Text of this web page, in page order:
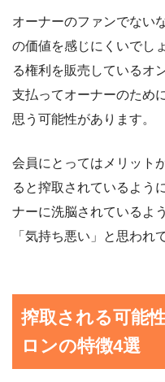
オーナーのファンでない
の価値を感じにくいでし
る権利を販売しているオ
支払ってオーナーのため
思う可能性があります。
会員にとってはメリット
ると搾取されているよう
ナーに洗脳されているよ
「気持ち悪い」と思われ
搾取される可能
ロンの特徴4選